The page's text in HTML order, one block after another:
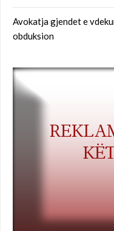
Avokatja gjendet e
obduksion